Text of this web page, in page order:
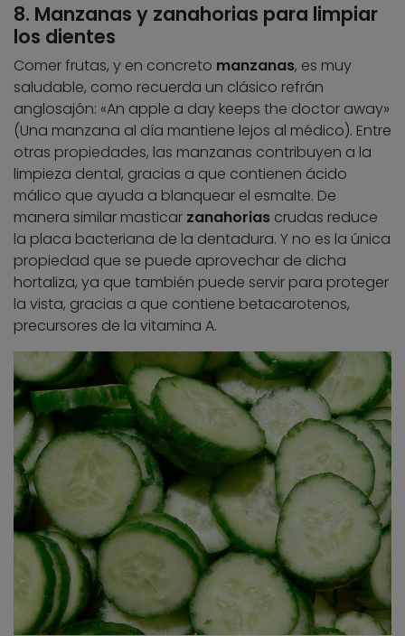
8. Manzanas y zanahorias para limpiar
los dientes
Comer frutas, y en concreto manzanas, es muy
saludable, como recuerda un clásico refrán
anglosajón: «An apple a day keeps the doctor away»
(Una manzana al día mantiene lejos al médico). Entre
otras propiedades, las manzanas contribuyen a la
limpieza dental, gracias a que contienen ácido
málico que ayuda a blanquear el esmalte. De
manera similar masticar zanahorias crudas reduce
la placa bacteriana de la dentadura. Y no es la única
propiedad que se puede aprovechar de dicha
hortaliza, ya que también puede servir para proteger
la vista, gracias a que contiene betacarotenos,
precursores de la vitamina A.